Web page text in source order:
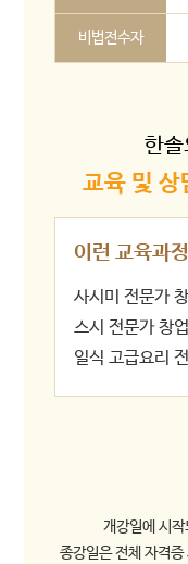
비법전수자
한솔
교육 및
이런 교육과
사시미 전문가
스시 전문가 창
일식 고급요리
개강일에 시
종강일은 전체 자격